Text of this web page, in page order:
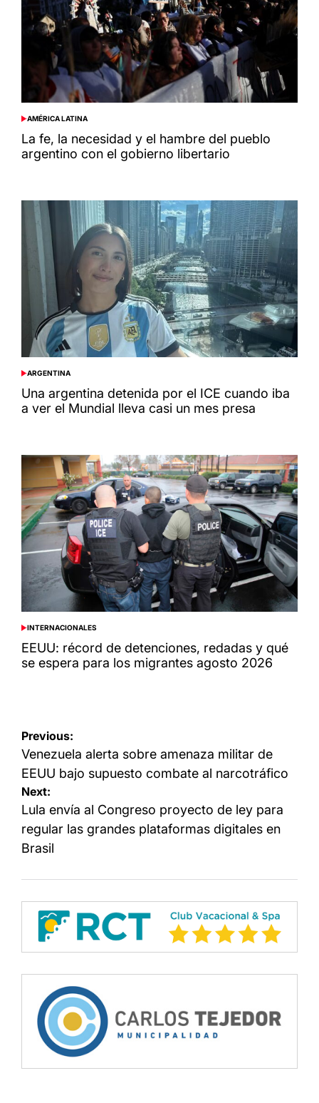
POSTED
IN
AMÉRICA LATINA
La fe, la necesidad y el hambre del pueblo
argentino con el gobierno libertario
POSTED
IN
ARGENTINA
Una argentina detenida por el ICE cuando iba
a ver el Mundial lleva casi un mes presa
POSTED
IN
INTERNACIONALES
EEUU: récord de detenciones, redadas y qué
se espera para los migrantes agosto 2026
Navegación
de
entradas
Previous:
Venezuela alerta sobre amenaza militar de
EEUU bajo supuesto combate al narcotráfico
Next:
Lula envía al Congreso proyecto de ley para
regular las grandes plataformas digitales en
Brasil